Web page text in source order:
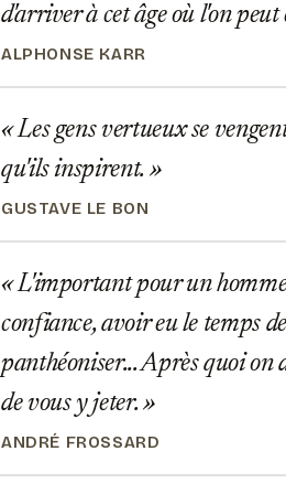
d'arriver à cet âge où l'on
ALPHONSE KARR
Les gens vertueux se
qu'ils inspirent.
GUSTAVE LE BON
L'important pour un
confiance, avoir eu le temps
panthéoniser... Après quoi on
de vous y jeter.
ANDRÉ FROSSARD